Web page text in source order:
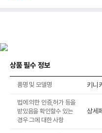
상품 필수 정보
품명 및 모델명 키니
법에 의한 인증,허가 등을
받았음을 확인할수 있는
경우 그에 대한 사항
상세